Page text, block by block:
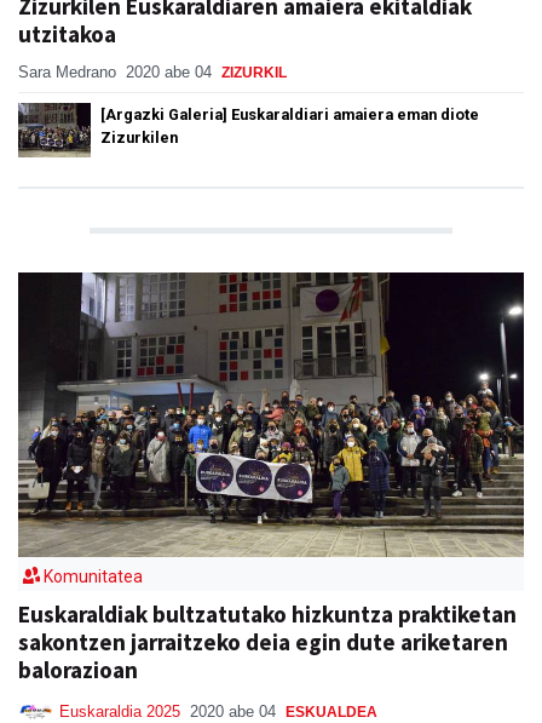
Zizurkilen Euskaraldiaren amaiera ekitaldiak
utzitakoa
Sara Medrano 2020 abe 04 ZIZURKIL
[Argazki Galeria] Euskaraldiari amaiera eman diote
Zizurkilen
Komunitatea
Euskaraldiak bultzatutako hizkuntza praktiketan
sakontzen jarraitzeko deia egin dute ariketaren
balorazioan
Euskaraldia 2025 2020 abe 04 ESKUALDEA